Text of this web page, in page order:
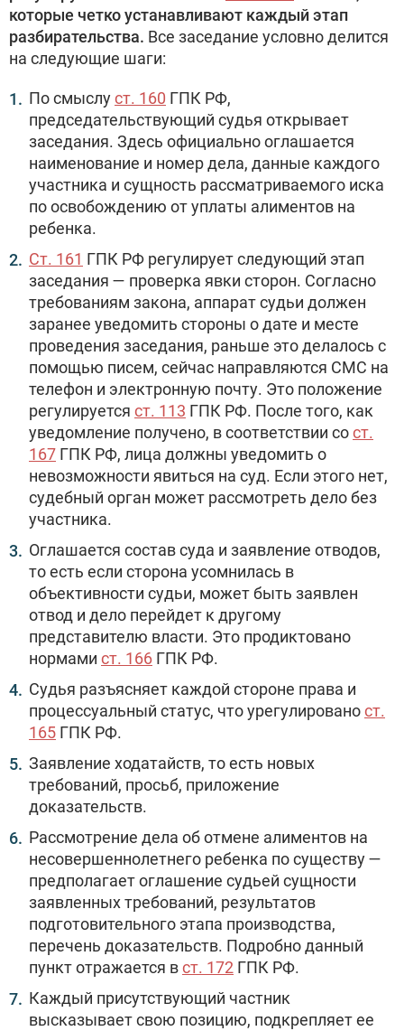
которые четко устанавливают каждый этап
разбирательства. Все заседание условно делится
на следующие шаги:
По смыслуст. 160 ГПК РФ,
председательствующий судья открывает
заседания. Здесь официально оглашается
наименование и номер дела, данные каждого
участника и сущность рассматриваемого иска
по освобождению от уплаты алиментов на
ребенка.
Ст. 161 ГПК РФ регулирует следующий этап
заседания — проверка явки сторон. Согласно
требованиям закона, аппарат судьи должен
заранее уведомить стороны о дате и месте
проведения заседания, раньше это делалось с
помощью писем, сейчас направляются СМС на
телефон и электронную почту. Это положение
регулируется ст. 113 ГПК РФ. После того, как
уведомление получено, в соответствии сост.
167 ГПК РФ, лица должны уведомить о
невозможности явиться на суд. Если этого нет,
судебный орган может рассмотреть дело без
участника.
Оглашается состав суда и заявление отводов,
то есть если сторона усомнилась в
объективности судьи, может быть заявлен
отвод и дело перейдет к другому
представителю власти. Это продиктовано
нормами ст. 166 ГПК РФ.
Судья разъясняет каждой стороне права и
процессуальный статус, что урегулированост.
165 ГПК РФ.
Заявление ходатайств, то есть новых
требований, просьб, приложение
доказательств.
Рассмотрение дела об отмене алиментов на
несовершеннолетнего ребенка по существу —
предполагает оглашение судьей сущности
заявленных требований, результатов
подготовительного этапа производства,
перечень доказательств. Подробно данный
пункт отражается вст. 172 ГПК РФ.
Каждый присутствующий частник
высказывает свою позицию, подкрепляет ее